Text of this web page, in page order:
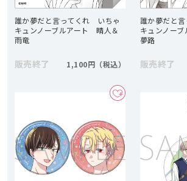
誰か夢だと言ってくれ いちゃ
キュンノーブルアート 晴人＆
雨竜
販売終了 1,100円
誰か夢だと
キュンノー
夢路
販売終了